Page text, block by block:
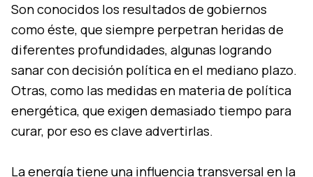
Son conocidos los resultados de gobiernos
como éste, que siempre perpetran heridas de
diferentes profundidades, algunas logrando
sanar con decisión política en el mediano plazo.
Otras, como las medidas en materia de política
energética, que exigen demasiado tiempo para
curar, por eso es clave advertirlas.
La energía tiene una influencia transversal en la